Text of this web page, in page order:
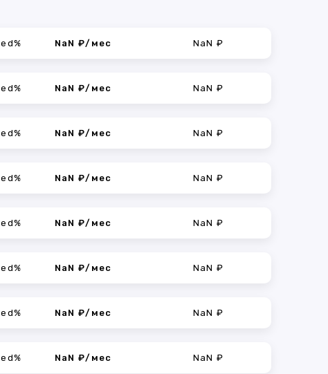
NaN ₽/мес NaN ₽
NaN ₽/мес NaN ₽
NaN ₽/мес NaN ₽
NaN ₽/мес NaN ₽
NaN ₽/мес NaN ₽
NaN ₽/мес NaN ₽
NaN ₽/мес NaN ₽
NaN ₽/мес NaN ₽